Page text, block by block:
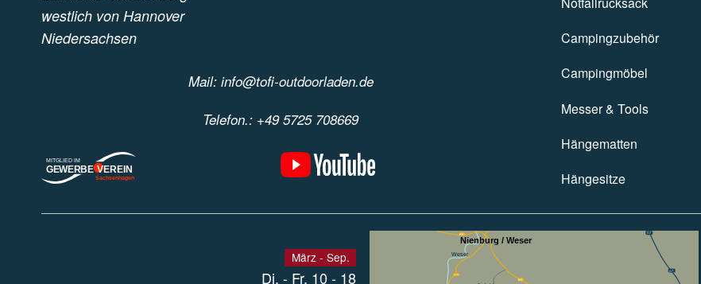
westlich von Hannover
Niedersachsen
e-Mail
Mail: info@tofi-outdoorladen.de
Anrufen
Telefon.: +49 5725 708669
G EWERBEVEREIN
Sachsenhagen
MITGLIED IM
Campingzubehör
Campingzubehör
Campingmöbel
Campingmöbel
Taschenmesser und Tools
Messer & Tools
Hängematten
Hängematten
Hängesitze
Hängesitze
März - Sep.
Di. - Fr. 10 - 18
Weser
A7
A7
B6
B6
215
Nienburg / Weser